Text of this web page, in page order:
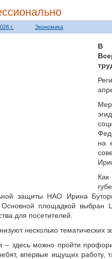
г. Экономика
В
на
защиты НАО Ирина
площадкой выбран
для посетителей.
несколько тематических
здесь можно пройти
впервые ищущих работу,